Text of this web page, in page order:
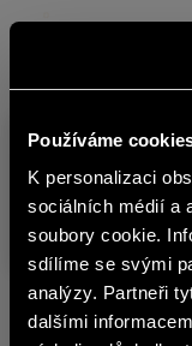
Používáme
K personalizaci
sociálních médií a
soubory cookie.
sdílíme se svými
analýzy. Partneři
dalšími
Produkt
METROPOL
Další
Obsah
vhodný